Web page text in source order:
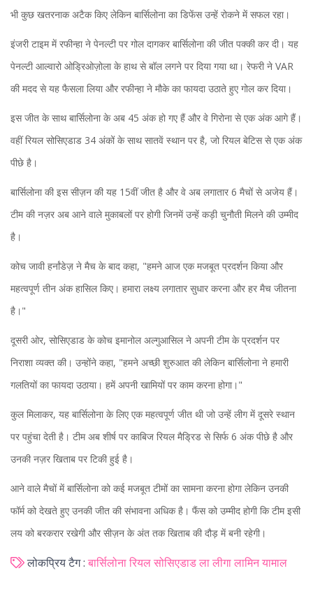
भी कुछ खतरनाक अटैक किए लेकिन बार्सिलोना का डिफेंस उन्हें रोकने में सफल रहा।
इंजरी टाइम में रफीन्हा ने पेनल्टी पर गोल दागकर बार्सिलोना की जीत पक्की कर दी। यह
पेनल्टी आल्वारो ओड्रिओज़ोला के हाथ से बॉल लगने पर दिया गया था। रेफरी ने VAR
की मदद से यह फैसला लिया और रफीन्हा ने मौके का फायदा उठाते हुए गोल कर दिया।
इस जीत के साथ बार्सिलोना के अब 45 अंक हो गए हैं और वे गिरोना से एक अंक आगे हैं।
वहीं रियल सोसिएडाड 34 अंकों के साथ सातवें स्थान पर है, जो रियल बेटिस से एक अंक
पीछे है।
बार्सिलोना की इस सीज़न की यह 15वीं जीत है और वे अब लगातार 6 मैचों से अजेय हैं।
टीम की नज़र अब आने वाले मुकाबलों पर होगी जिनमें उन्हें कड़ी चुनौती मिलने की उम्मीद
है।
कोच जावी हर्नांडेज़ ने मैच के बाद कहा, "हमने आज एक मजबूत प्रदर्शन किया और
महत्वपूर्ण तीन अंक हासिल किए। हमारा लक्ष्य लगातार सुधार करना और हर मैच जीतना
है।"
दूसरी ओर, सोसिएडाड के कोच इमानोल अल्गुआसिल ने अपनी टीम के प्रदर्शन पर
निराशा व्यक्त की। उन्होंने कहा, "हमने अच्छी शुरुआत की लेकिन बार्सिलोना ने हमारी
गलतियों का फायदा उठाया। हमें अपनी खामियों पर काम करना होगा।"
कुल मिलाकर, यह बार्सिलोना के लिए एक महत्वपूर्ण जीत थी जो उन्हें लीग में दूसरे स्थान
पर पहुंचा देती है। टीम अब शीर्ष पर काबिज रियल मैड्रिड से सिर्फ 6 अंक पीछे है और
उनकी नज़र खिताब पर टिकी हुई है।
आने वाले मैचों में बार्सिलोना को कई मजबूत टीमों का सामना करना होगा लेकिन उनकी
फॉर्म को देखते हुए उनकी जीत की संभावना अधिक है। फैंस को उम्मीद होगी कि टीम इसी
लय को बरकरार रखेगी और सीज़न के अंत तक खिताब की दौड़ में बनी रहेगी।
लोकप्रिय टैग : बार्सिलोना रियल सोसिएडाड ला लीगा लामिन यामाल